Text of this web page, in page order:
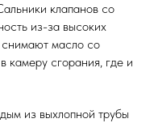
клапанов со
из-за высоких
снимают масло со
камеру сгорания, где и
из выхлопной трубы